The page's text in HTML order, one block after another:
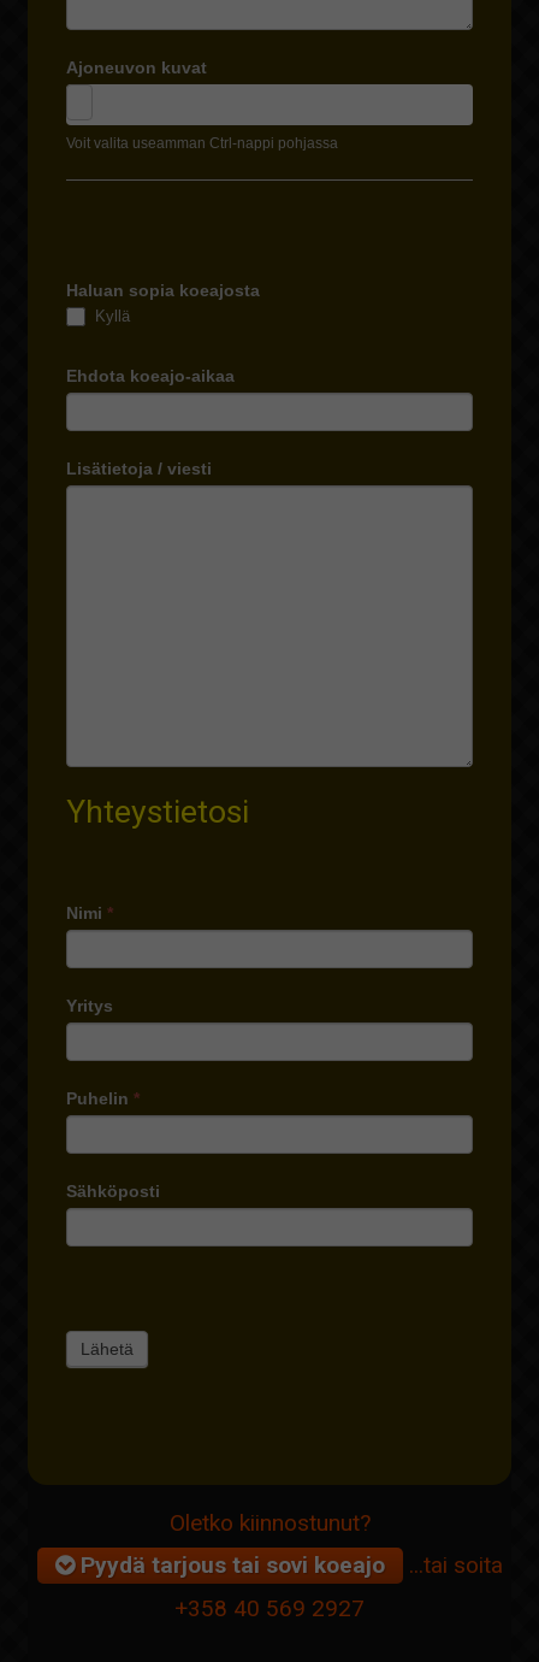
Ajoneuvon kuvat
Voit valita useamman Ctrl-nappi pohjassa
Haluan sopia koeajosta
Kyllä
Ehdota koeajo-aikaa
Lisätietoja / viesti
Yhteystietosi
Nimi *
Yritys
Puhelin *
Sähköposti
Oletko kiinnostunut?
Pyydä tarjous tai sovi koeajo
...tai soita
+358 40 569 2927